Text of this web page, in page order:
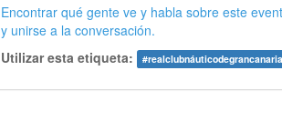
Encontrar qué gente ve y habla sobre este
y unirse a la conversación.
Utilizar esta etiqueta:
#realclubnáuticodegrancanaria